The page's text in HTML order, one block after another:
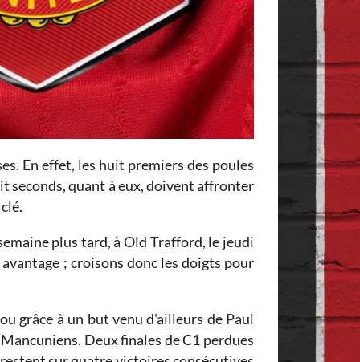
En effet, les huit premiers des poules
seconds, quant à eux, doivent affronter
plus tard, à Old Trafford, le jeudi
; croisons donc les doigts pour
grâce à un but venu d'ailleurs de Paul
Deux finales de C1 perdues